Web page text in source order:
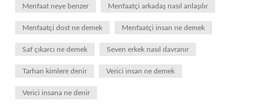
Menfaat neye benzer Menfaatçi arkadaş nasıl anlaşılır
Menfaatçi dost ne demek Menfaatçi insan ne demek
Saf çıkarcı ne demek Seven erkek nasıl davranır
Tarhan kimlere denir Verici insan ne demek
Verici insana ne denir